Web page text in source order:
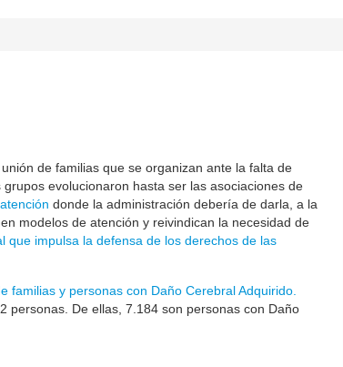
de familias que se organizan ante la falta de
evolucionaron hasta ser las asociaciones de
donde la administración debería de darla, a la
modelos de atención y reivindican la necesidad de
que impulsa la defensa de los derechos de las
familias y personas con Daño Cerebral Adquirido.
personas. De ellas, 7.184 son personas con Daño